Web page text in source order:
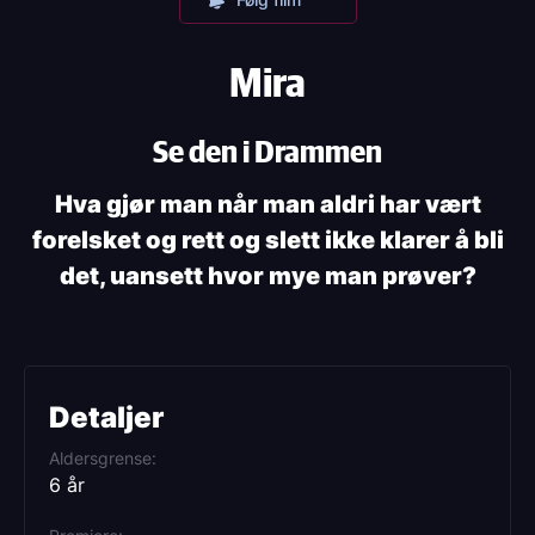
Detaljer
Aldersgrense
6 år
Mira
Se den i Drammen
Hva gjør man når man aldri har vært
forelsket og rett og slett ikke klarer å bli
det, uansett hvor mye man prøver?